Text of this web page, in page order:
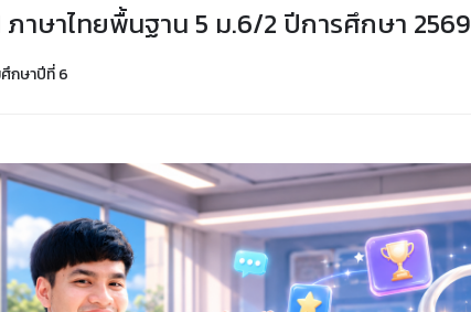
ภาษาไทยพื้นฐาน 5 ม.6/2 ปีการศึกษา 2569
กษาปีที่ 6